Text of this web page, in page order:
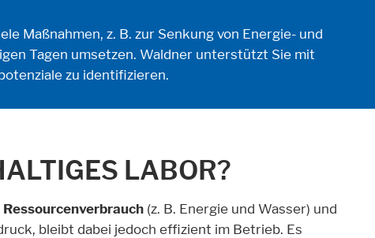
Maßnahmen, z. B. zur Senkung von Energie- und
Tagen umsetzen. Waldner unterstützt Sie mit
zu identifizieren.
LABOR?
(z. B. Energie und Wasser) und
bleibt dabei jedoch effizient im Betrieb. Es